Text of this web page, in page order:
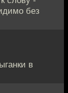
без
в